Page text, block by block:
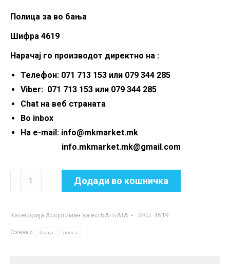
Полица за во бања
Шифра 4619
Нарачај го производот директно на :
Телефон: 071 713 153 или 079 344 285
Viber: 071 713 153 или 079 344 285
Chat на веб страната
Во inbox
На e-mail: info@mkmarket.mk
info.mkmarket.mk@gmail.com
Полица
бања
количина
Додади во кошничка
Категорија Асортиман за во БАЊАТА SKU: 4619
Ознаки: banja polica